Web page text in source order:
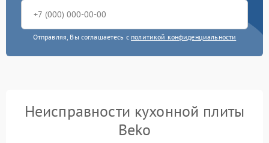
Отправляя, Вы соглашаетесь с политикой конфиденциальности
Неисправности кухонной плиты
Beko